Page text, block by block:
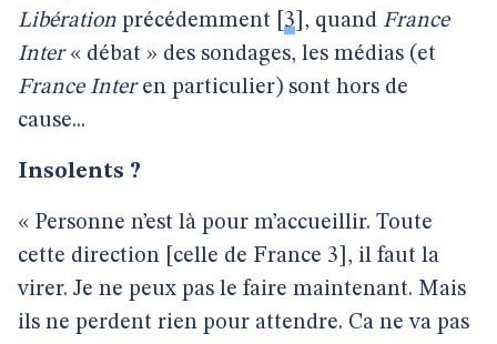
Libération précédemment 3 , quand France
Inter« débat » des sondages, les médias (et
France Interen particulier) sont hors de
cause...
Insolents ?
« Personne n’est là pour m’accueillir. Toute
cette direction [celle de France 3], il faut la
virer. Je ne peux pas le faire maintenant. Mais
ils ne perdent rien pour attendre. Ca ne va pas